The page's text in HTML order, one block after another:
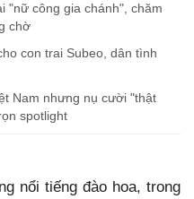
"nữ công gia chánh", chăm
chờ
con trai Subeo, dân tình
Nam nhưng nụ cười "thật
spotlight
nổi tiếng đào hoa, trong